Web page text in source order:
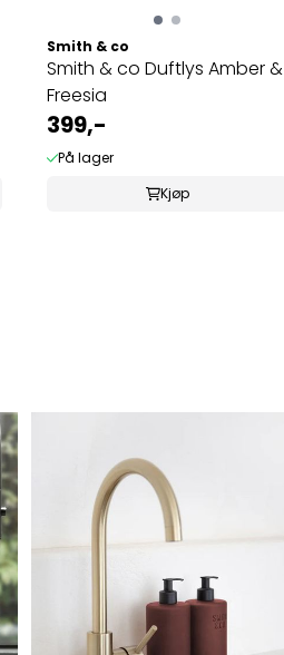
Smith & co
Smith & co Duftlys Amber &
Freesia
399,-
På lager
Kjøp